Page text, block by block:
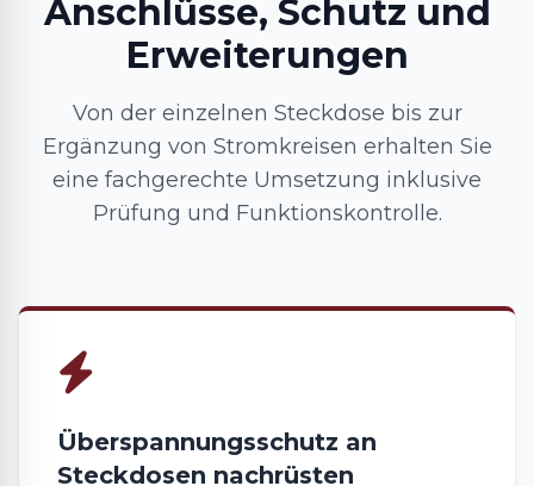
Anschlüsse, Schutz und
Erweiterungen
Von der einzelnen Steckdose bis zur
Ergänzung von Stromkreisen erhalten Sie
eine fachgerechte Umsetzung inklusive
Prüfung und Funktionskontrolle.
Überspannungsschutz an
Steckdosen nachrüsten